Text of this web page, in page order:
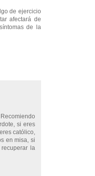
de ejercicio
afectará de
de la
si eres
católico,
en misa, si
la